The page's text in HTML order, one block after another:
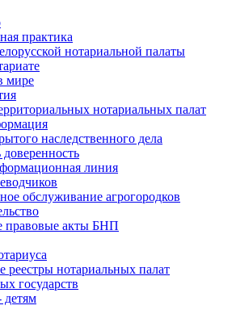
практика
нотариальной палаты
мире
нотариальных палат
наследственного дела
линия
обслуживание агрогородков
правовые акты БНП
реестры нотариальных палат
государств
детям